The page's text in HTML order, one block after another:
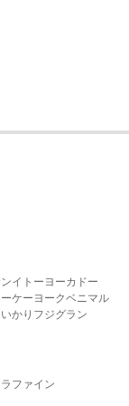
イトーヨーカドー
ケー ヨークベニマル
いかり フジグラン
ファイン